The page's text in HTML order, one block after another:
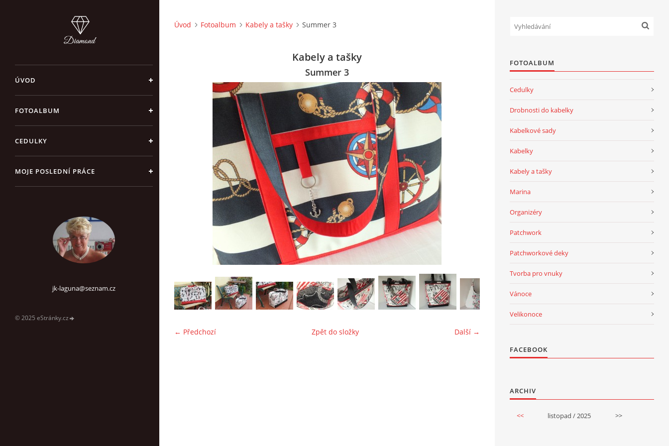
ÚVOD
FOTOALBUM
CEDULKY
MOJE POSLEDNÍ PRÁCE
jk-laguna@seznam.cz
© 2025 eStránky.cz
Úvod Fotoalbum Kabely a tašky Summer 3
Kabely a tašky
Summer 3
← Předchozí Další →
Zpět do složky
FOTOALBUM
Cedulky
Drobnosti do kabelky
Kabelkové sady
Kabelky
Kabely a tašky
Marina
Organizéry
Patchwork
Patchworkové deky
Tvorba pro vnuky
Vánoce
Velikonoce
FACEBOOK
ARCHIV
<< listopad / 2025 >>